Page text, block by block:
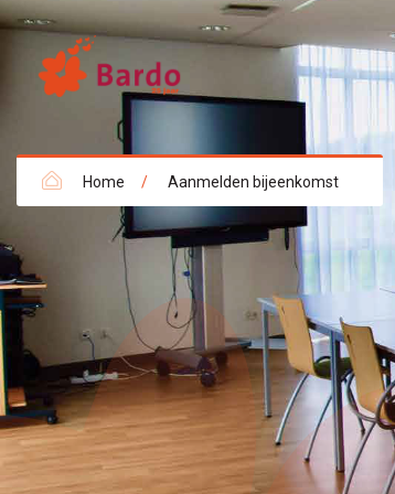
Home / Aanmelden bijeenkomst